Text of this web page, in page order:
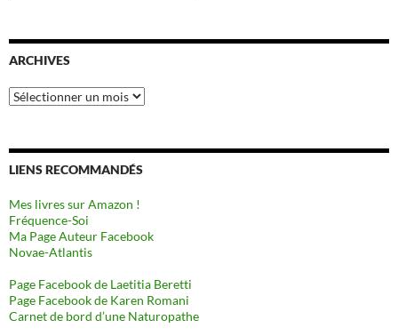
ARCHIVES
Archives
LIENS RECOMMANDÉS
Mes livres sur Amazon !
Fréquence-Soi
Ma Page Auteur Facebook
Novae-Atlantis
Page Facebook de Laetitia Beretti
Page Facebook de Karen Romani
Carnet de bord d’une Naturopathe